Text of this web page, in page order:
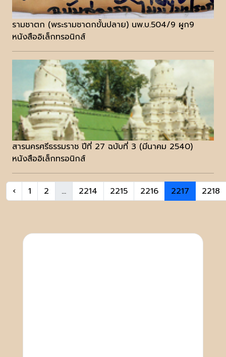
รามชาตก (พระรามชาดกขั้นปลาย) นพ.บ.504/9 ผูก9
หนังสืออิเล็กทรอนิกส์
สารนครศรีธรรมราช ปีที่ 27 ฉบับที่ 3 (มีนาคม 2540)
หนังสืออิเล็กทรอนิกส์
‹ 1 2 ... 2214 2215 2216 2217 2218